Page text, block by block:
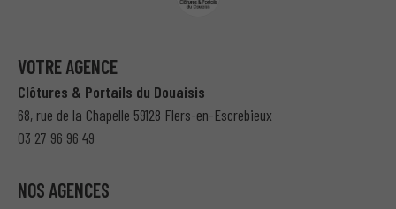
VOTRE AGENCE
Clôtures & Portails du Douaisis
68, rue de la Chapelle 59128 Flers-en-Escrebieux
03 27 96 96 49
NOS AGENCES